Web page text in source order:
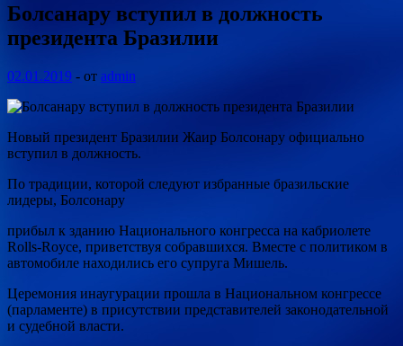
Болсанару вступил в должность
президента Бразилии
02.01.2019 - от admin
Новый президент Бразилии Жаир Болсонару официально
вступил в должность.
По традиции, которой следуют избранные бразильские
лидеры, Болсонару
прибыл к зданию Национального конгресса на кабриолете
Rolls-Royce, приветствуя собравшихся. Вместе с политиком в
автомобиле находились его супруга Мишель.
Церемония инаугурации прошла в Национальном конгрессе
(парламенте) в присутствии представителей законодательной
и судебной власти.